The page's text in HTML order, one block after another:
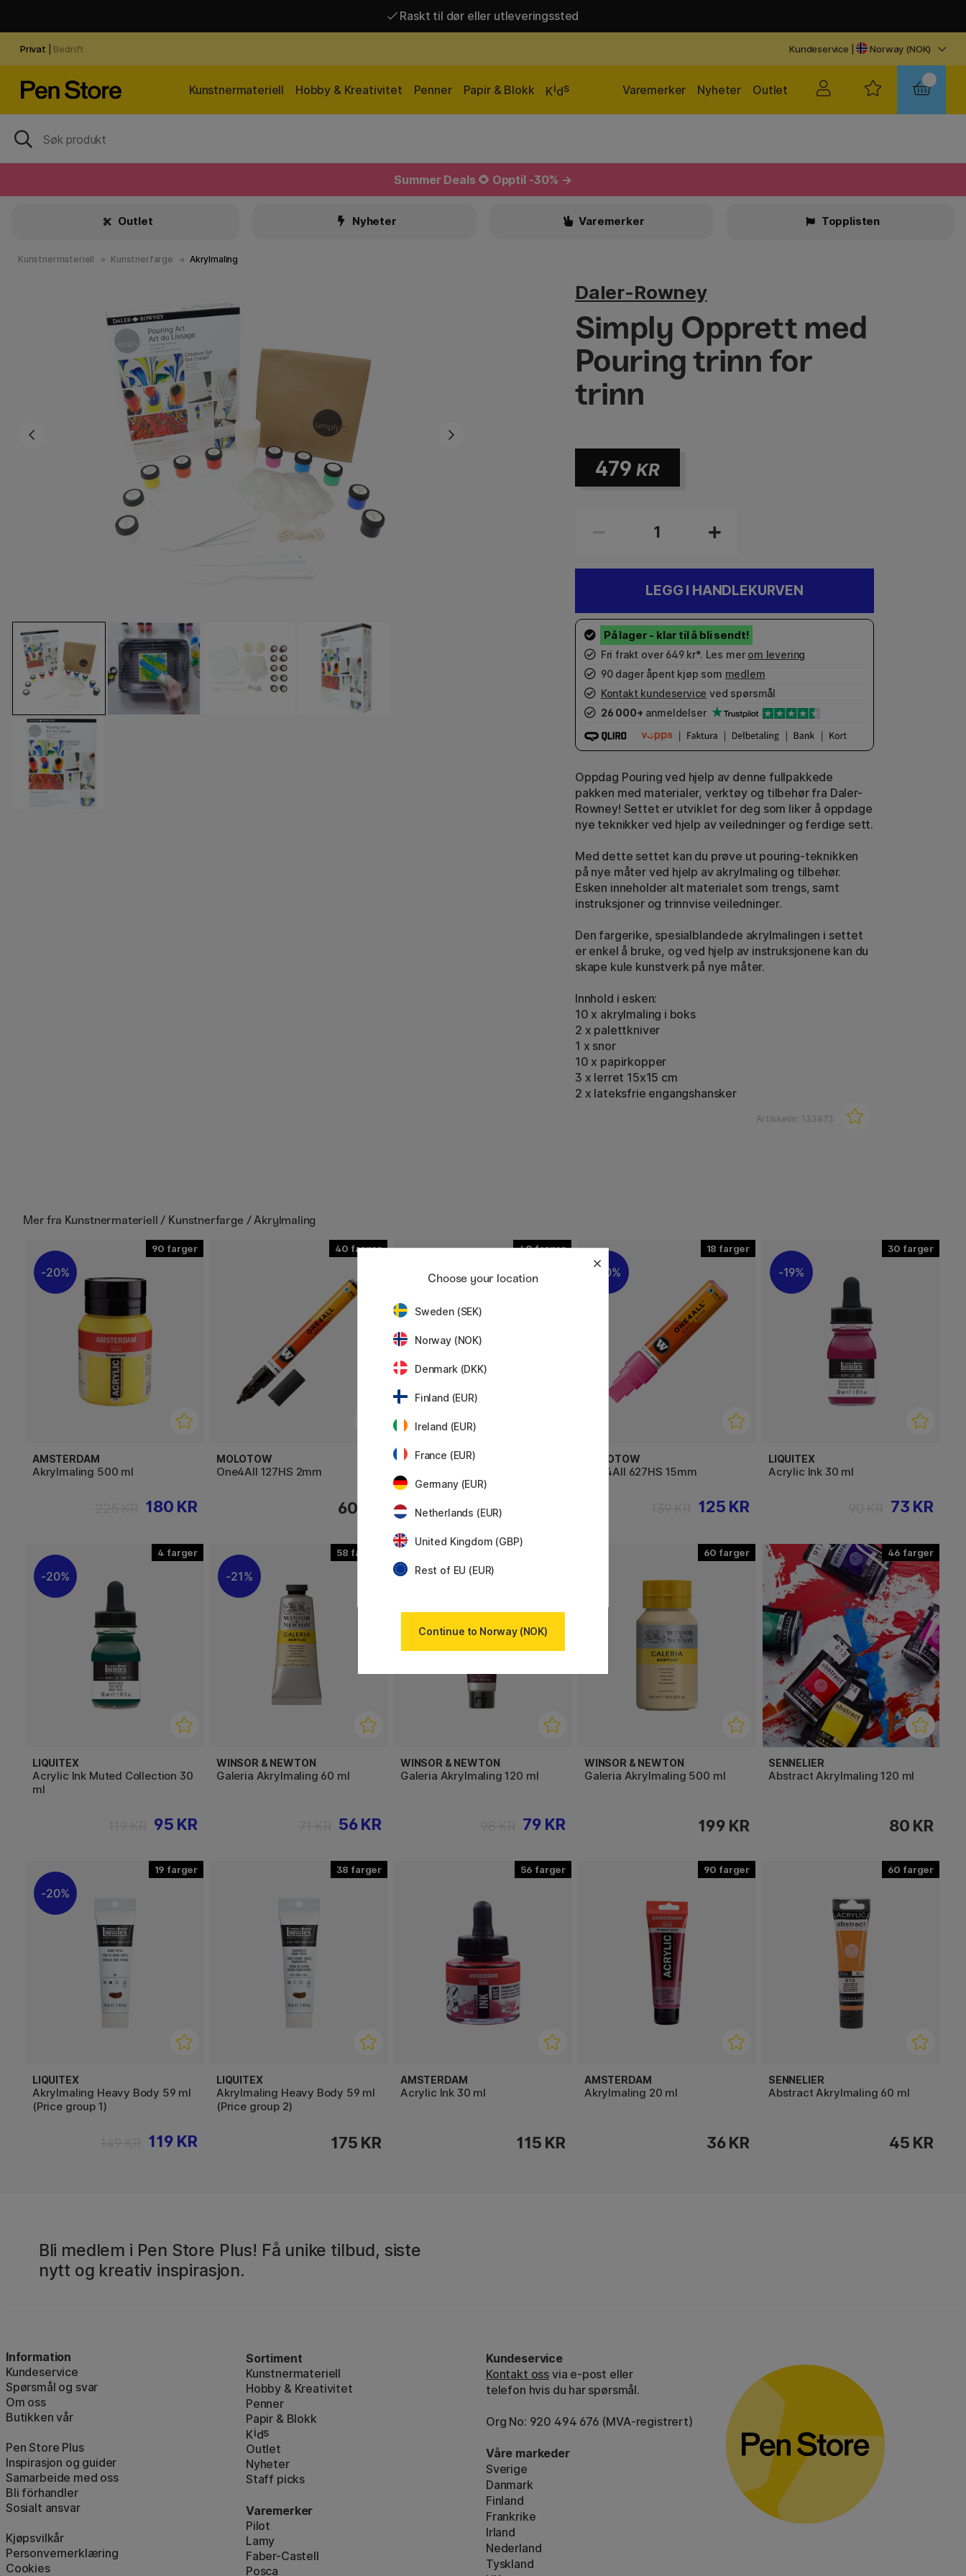
Raskt til dør eller utleveringssted
Privat Bedrift Kundeservice | Norway (NOK)
Kunstnermateriell Hobby & Kreativitet Penner Papir & Blokk Kids Outlet
Nyheter
Varemerker
Summer Deals 🌻 Opptil -30% →
Outlet Nyheter Varemerker Topplisten
Kunstnermateriell Kunstnerfarge Akrylmaling
Daler-Rowney
Simply Opprett med
Pouring trinn for
trinn
479 KR
LEGG I HANDLEKURVEN
Fri frakt over 649 kr*. Les mer om levering
90 dager åpent kjøp som medlem
Kontakt kundeservice ved spørsmål
26 000+ anmeldelser
Oppdag Pouring ved hjelp av denne fullpakkede
pakken med materialer, verktøy og tilbehør fra Daler-
Rowney! Settet er utviklet for deg som liker å oppdage
nye teknikker ved hjelp av veiledninger og ferdige sett.
Med dette settet kan du prøve ut pouring-teknikken
på nye måter ved hjelp av akrylmaling og tilbehør.
Esken inneholder alt materialet som trengs, samt
instruksjoner og trinnvise veiledninger.
Den fargerike, spesialblandede akrylmalingen i settet
er enkel å bruke, og ved hjelp av instruksjonene kan du
skape kule kunstverk på nye måter.
Innhold i esken:
10 x akrylmaling i boks
2 x palettkniver
1 x snor
10 x papirkopper
3 x lerret 15x15 cm
2 x lateksfrie engangshansker
Artikkelnr: 133873
Mer fra Kunstnermateriell / Kunstnerfarge / Akrylmaling
90
20%
AMSTERDAM
Akrylmaling 500 ml
180 KR
40
MOLOTOW
One4All 127HS 2mm
60 KR
40
21%
MOLOTOW
82 KR
18
10%
MOLOTOW
One4All 627HS 15mm
125 KR
30
19%
LIQUITEX
Acrylic Ink 30 ml
73 KR
4
20%
LIQUITEX
Acrylic Ink Muted Collection 30
ml
95 KR
58
21%
WINSOR & NEWTON
Galeria Akrylmaling 60 ml
56 KR
19%
WINSOR & NEWTON
Galeria Akrylmaling 120 ml
79 KR
60
WINSOR & NEWTON
Galeria Akrylmaling 500 ml
199 KR
46
SENNELIER
Abstract Akrylmaling 120 ml
80 KR
19
20%
LIQUITEX
Akrylmaling Heavy Body 59 ml
(Price group 1)
119 KR
38
LIQUITEX
Akrylmaling Heavy Body 59 ml
(Price group 2)
175 KR
56
AMSTERDAM
Acrylic Ink 30 ml
115 KR
90
AMSTERDAM
Akrylmaling 20 ml
36 KR
60
SENNELIER
Abstract Akrylmaling 60 ml
45 KR
Bli medlem i Pen Store Plus! Få unike tilbud, siste
nytt og kreativ inspirasjon.
Information
Kundeservice
Spørsmål og svar
Om oss
Butikken vår
Pen Store Plus
Inspirasjon og guider
Samarbeide med oss
Bli förhandler
Sosialt ansvar
Kjøpsvilkår
Personvernerklæring
Cookies
Sortiment
Kunstnermateriell
Hobby & Kreativitet
Penner
Papir & Blokk
Kids
Outlet
Nyheter
Staff picks
Varemerker
Pilot
Lamy
Faber-Castell
Posca
Kundeservice
Kontakt oss via e-post eller
telefon hvis du har spørsmål.
Org No: 920 494 676 (MVA-registrert)
Våre markeder
Sverige
Danmark
Finland
Frankrike
Irland
Nederland
Tyskland
Choose your location
Sweden (SEK)
Norway (NOK)
Denmark (DKK)
Finland (EUR)
Ireland (EUR)
France (EUR)
Germany (EUR)
Netherlands (EUR)
United Kingdom (GBP)
Rest of EU (EUR)
Continue to Norway (NOK)